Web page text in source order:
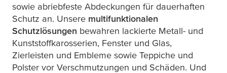
sowie abriebfeste Abdeckungen für dauerhaften
Schutz an. Unsere multifunktionalen
Schutzlösungen bewahren lackierte Metall- und
Kunststoffkarosserien, Fenster und Glas,
Zierleisten und Embleme sowie Teppiche und
Polster vor Verschmutzungen und Schäden. Und